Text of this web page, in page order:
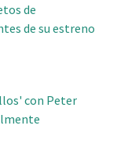
de
de su estreno
con Peter